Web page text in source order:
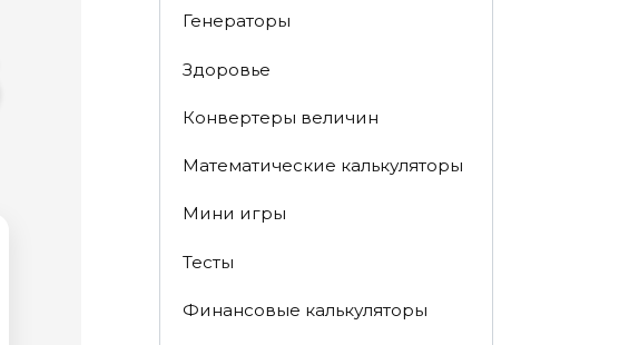
Генераторы
Здоровье
Конвертеры величин
Математические калькуляторы
Мини игры
Тесты
Финансовые калькуляторы